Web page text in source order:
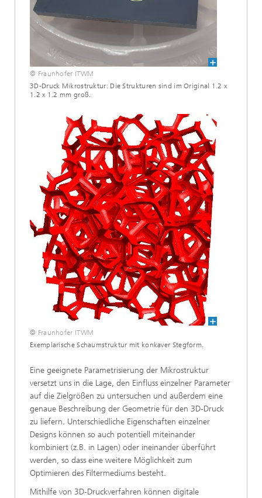
© Fraunhofer ITWM
3D-Druck Mikrostruktur: Die Strukturen sind im Original 1.2 x
1.2 x 1.2 mm groß.
© Fraunhofer ITWM
Exemplarische Schaumstruktur mit konkaver Stegform.
Eine geeignete Parametrisierung der Mikrostruktur
versetzt uns in die Lage, den Einfluss einzelner Parameter
auf die Zielgrößen zu untersuchen und außerdem eine
genaue Beschreibung der Geometrie für den 3D-Druck
zu liefern. Unterschiedliche Eigenschaften einzelner
Designs können so auch potentiell miteinander
kombiniert (z.B. in Lagen) oder ineinander überführt
werden, so dass eine weitere Möglichkeit zum
Optimieren des Filtermediums besteht.
Mithilfe von 3D-Druckverfahren können digitale